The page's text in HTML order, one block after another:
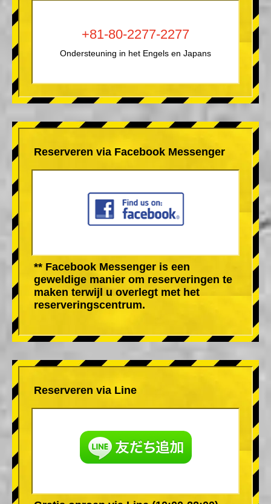
+81-80-2277-2277
Ondersteuning in het Engels en Japans
Reserveren via Facebook Messenger
** Facebook Messenger is een
geweldige manier om reserveringen te
maken terwijl u overlegt met het
reserveringscentrum.
Reserveren via Line